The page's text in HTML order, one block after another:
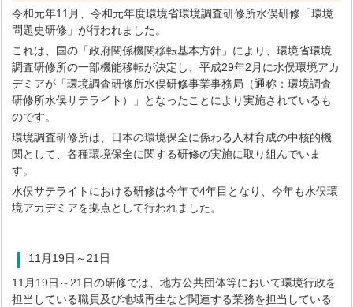
令和元年11月、令和元年度環境省環境調査研修所水俣研修「環境
問題史研修」が行われました。
これは、国の「政府関係機関移転基本方針」により、環境省環境
調査研修所の一部機能移転が決定し、平成29年2月に水俣環境アカ
デミアが「環境調査研修所水俣研修事業事務局（通称：環境調査
研修所水俣サテライト）」となったことにより実施されているも
のです。
環境調査研修所は、日本の環境保全に係わる人材育成の中核的機
関として、各種環境保全に関する研修の実施に取り組んでいま
す。
水俣サテライトにおける研修は今年で4年目となり、今年も水俣環
境アカデミアを拠点として行われました。
11月19日～21日
11月19日～21日の研修では、地方公共団体等において環境行政を
担当している職員及び地域再生など関連する業務を担当している